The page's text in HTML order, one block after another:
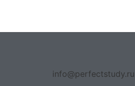
info@perfectstudy.ru